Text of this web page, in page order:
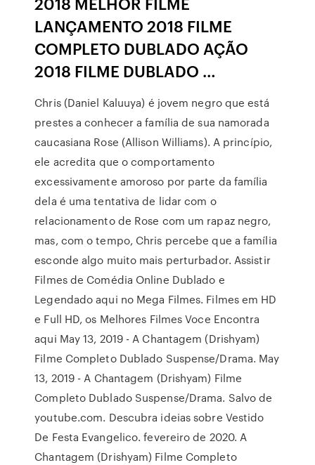
LANÇAMENTO 2018 FILME
COMPLETO DUBLADO AÇÃO
2018 FILME DUBLADO …
Chris (Daniel Kaluuya) é jovem negro que está
prestes a conhecer a família de sua namorada
caucasiana Rose (Allison Williams). A princípio,
ele acredita que o comportamento
excessivamente amoroso por parte da família
dela é uma tentativa de lidar com o
relacionamento de Rose com um rapaz negro,
mas, com o tempo, Chris percebe que a família
esconde algo muito mais perturbador. Assistir
Filmes de Comédia Online Dublado e
Legendado aqui no Mega Filmes. Filmes em HD
e Full HD, os Melhores Filmes Voce Encontra
aqui May 13, 2019 - A Chantagem (Drishyam)
Filme Completo Dublado Suspense/Drama. May
13, 2019 - A Chantagem (Drishyam) Filme
Completo Dublado Suspense/Drama. Salvo de
youtube.com. Descubra ideias sobre Vestido
De Festa Evangelico. fevereiro de 2020. A
Chantagem (Drishyam) Filme Completo